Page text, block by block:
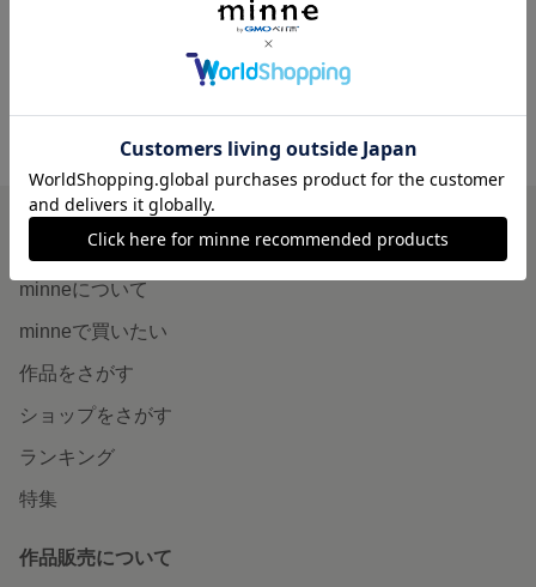
studio s:cale の作品一覧
minneを知る
minneについて
minneで買いたい
作品をさがす
ショップをさがす
ランキング
特集
作品販売について